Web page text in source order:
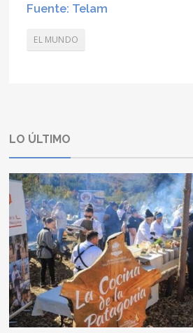
Fuente: Telam
EL MUNDO
LO ÚLTIMO